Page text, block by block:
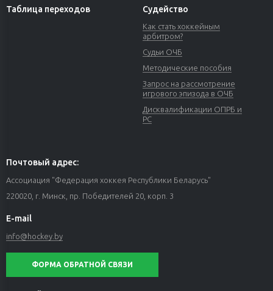
Таблица переходов Судейство
Как стать хоккейным
арбитром?
Судьи ОЧБ
Методические пособия
Запрос на рассмотрение
игрового эпизода в ОЧБ
Дисквалификации ОПРБ и
РС
Почтовый адрес:
Ассоциация "Федерация хоккея Республики Беларусь"
220020, г. Минск, пр. Победителей 20, корп. 3
E-mail
info@hockey.by
ФОРМА ОБРАТНОЙ СВЯЗИ